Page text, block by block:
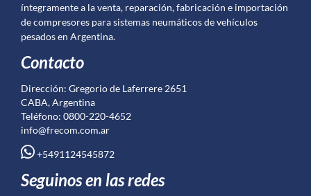
íntegramente a la venta, reparación, fabricación e importación
de compresores para sistemas neumáticos de vehículos
pesados en Argentina.
Contacto
Dirección: Gregorio de Laferrere 2651
CABA, Argentina
Teléfono: 0800-220-4652
info@frecom.com.ar
+5491124545872
Seguinos en las redes